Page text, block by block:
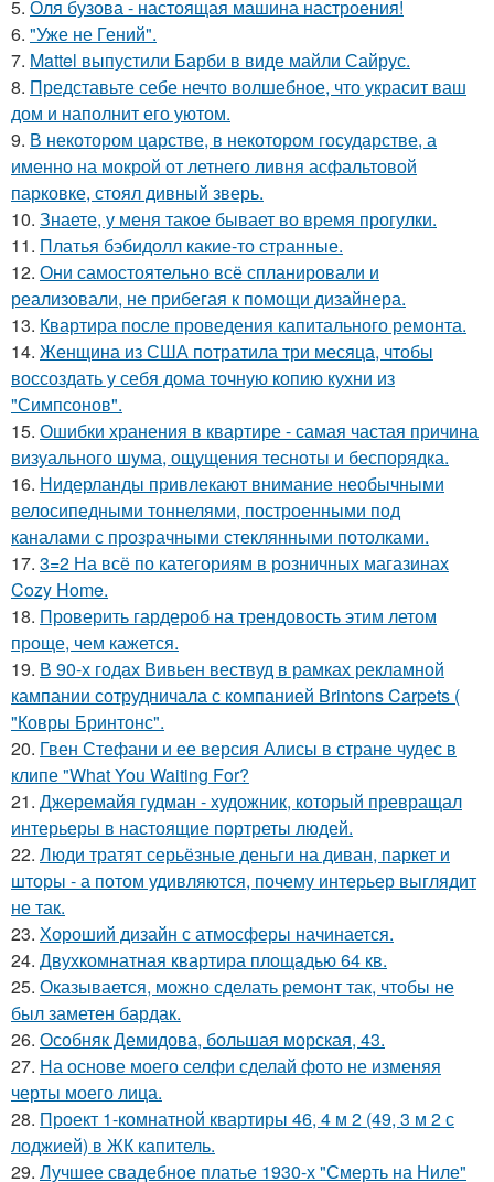
5. Оля бузова - настоящая машина настроения!
6. "Уже не Гений".
7. Mattel выпустили Барби в виде майли Сайрус.
8. Представьте себе нечто волшебное, что украсит ваш
дом и наполнит его уютом.
9. В некотором царстве, в некотором государстве, а
именно на мокрой от летнего ливня асфальтовой
парковке, стоял дивный зверь.
10. Знаете, у меня такое бывает во время прогулки.
11. Платья бэбидолл какие-то странные.
12. Они самостоятельно всё спланировали и
реализовали, не прибегая к помощи дизайнера.
13. Квартира после проведения капитального ремонта.
14. Женщина из США потратила три месяца, чтобы
воссоздать у себя дома точную копию кухни из
"Симпсонов".
15. Ошибки хранения в квартире - самая частая причина
визуального шума, ощущения тесноты и беспорядка.
16. Нидерланды привлекают внимание необычными
велосипедными тоннелями, построенными под
каналами с прозрачными стеклянными потолками.
17. 3=2 На всё по категориям в розничных магазинах
Cozy Home.
18. Проверить гардероб на трендовость этим летом
проще, чем кажется.
19. В 90-х годах Вивьен вествуд в рамках рекламной
кампании сотрудничала с компанией Brintons Carpets (
"Ковры Бринтонс".
20. Гвен Стефани и ее версия Алисы в стране чудес в
клипе "What You Waiting For?
21. Джеремайя гудман - художник, который превращал
интерьеры в настоящие портреты людей.
22. Люди тратят серьёзные деньги на диван, паркет и
шторы - а потом удивляются, почему интерьер выглядит
не так.
23. Хороший дизайн с атмосферы начинается.
24. Двухкомнатная квартира площадью 64 кв.
25. Оказывается, можно сделать ремонт так, чтобы не
был заметен бардак.
26. Особняк Демидова, большая морская, 43.
27. На основе моего селфи сделай фото не изменяя
черты моего лица.
28. Проект 1-комнатной квартиры 46, 4 м 2 (49, 3 м 2 с
лоджией) в ЖК капитель.
29. Лучшее свадебное платье 1930-х "Смерть на Ниле"